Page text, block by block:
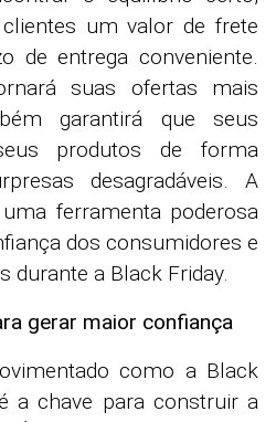
um valor de frete
de entrega conveniente.
suas ofertas mais
garantirá que seus
produtos de forma
desagradáveis. A
ferramenta poderosa
dos consumidores e
durante a Black Friday.
gerar maior confiança
como a Black
a chave para construir a